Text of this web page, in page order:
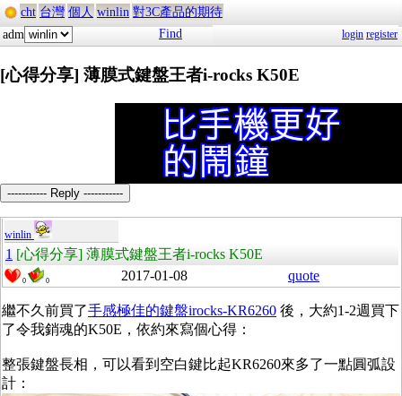
cht 台灣 個人 winlin 對3C產品的期待
adm
Find login register
[心得分享] 薄膜式鍵盤王者i-rocks K50E
----------- Reply -----------
winlin
1 [心得分享] 薄膜式鍵盤王者i-rocks K50E
0 0 2017-01-08 quote
繼不久前買了手感極佳的鍵盤irocks-KR6260 後，大約1-2週買下
了令我銷魂的K50E，依約來寫個心得：
整張鍵盤長相，可以看到空白鍵比起KR6260來多了一點圓弧設
計：